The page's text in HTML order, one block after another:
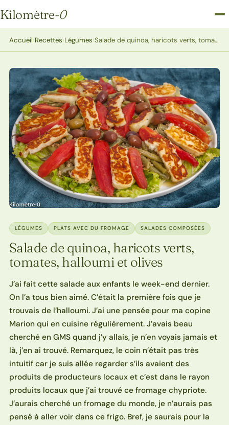
Kilomètre-0
Kilomètre-0
Accueil›Recettes›Légumes› Salade de quinoa, haricots verts, tomates, halloumi et olives
LÉGUMES PLATS AVEC DU FROMAGE SALADES COMPOSÉES
Salade de quinoa, haricots verts,
tomates, halloumi et olives
J’ai fait cette salade aux enfants le week-end dernier.
On l’a tous bien aimé. C’était la première fois que je
trouvais de l’halloumi. J’ai une pensée pour ma copine
Marion qui en cuisine régulièrement. J’avais beau
cherché en GMS quand j’y allais, je n’en voyais jamais et
là, j’en ai trouvé. Remarquez, le coin n’était pas très
intuitif car je suis allée regarder s’ils avaient des
produits de producteurs locaux et c’est dans le rayon
produits locaux que j’ai trouvé ce fromage chypriote.
J’aurais cherché un fromage du monde, je n’aurais pas
pensé à aller voir dans ce frigo. Bref, je saurais pour la